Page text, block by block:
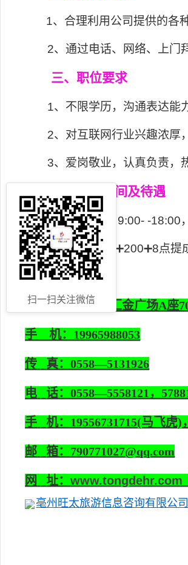
1、 合理利用公司提供的各
2、通过电话、网络、上门
三、职位要求
1、不限学历，沟通表达能
2、对互联网行业兴趣浓厚
3、爱岗敬业，认真负责，
四、工作时间及待遇
1、上班时间 : 9:00- -18:00
2、工资2300➕200➕8点提
地 址：亳州市汇金广场A座
手 机：19965988053
传 真：0558—5131926
电 话：0558—5558121，
手 机：19556731715(马飞虎)
邮 箱：790771027@qq.com
网 址：www.tongdehr.com
亳州旺太旅游信息咨询有限公
扫一扫关注微信